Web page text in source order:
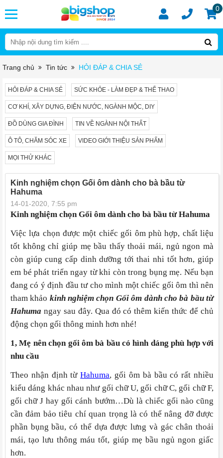
0
Trang chủ Tin tức HỎI ĐÁP & CHIA SẺ
HỎI ĐÁP & CHIA SẺ SỨC KHỎE - LÀM ĐẸP & THỂ THAO
CƠ KHÍ, XÂY DỰNG, ĐIỆN NƯỚC, NGÀNH MỘC, DIY
ĐỒ DÙNG GIA ĐÌNH TIN VỀ NGÀNH NỘI THẤT
Ô TÔ, CHĂM SÓC XE VIDEO GIỚI THIỆU SẢN PHẨM
MỌI THỬ KHÁC
Kinh nghiệm chọn Gối ôm dành cho bà bầu từ
Hahuma
14-01-2020, 7:55 pm
Kinh nghiệm chọn Gối ôm dành cho bà bầu từ Hahuma
Việc lựa chọn được một chiếc gối ôm phù hợp, chất liệu
tốt không chỉ giúp mẹ bầu thấy thoải mái, ngủ ngon mà
còn giúp cung cấp dinh dưỡng tới thai nhi tốt hơn, giúp
em bé phát triển ngay từ khi còn trong bụng mẹ. Nếu bạn
đang có ý định đầu tư cho mình một chiếc gối ôm thì nên
tham khảo kinh nghiệm chọn Gối ôm dành cho bà bầu từ
Hahuma ngay sau đây. Qua đó có thêm kiến thức để chủ
động chọn gối thông minh hơn nhé!
1, Mẹ nên chọn gối ôm bà bầu có hình dáng phù hợp với
nhu cầu
Theo nhận định từHahuma, gối ôm bà bầu có rất nhiều
kiểu dáng khác nhau như gối chữ U, gối chữ C, gối chữ F,
gối chữ J hay gối cánh bướm…Dù là chiếc gối nào cũng
cần đảm bảo tiêu chí quan trọng là có thể nâng đỡ được
phần bụng bầu, có thể dựa được lưng và gác chân thoải
mái, tạo lưu thông máu tốt, giúp mẹ bầu ngủ ngon giấc
hơn.